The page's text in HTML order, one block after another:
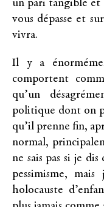
un pari tangible et
vous dépasse et
vivra.
Il y a
comportent
qu’un
politique dont on
qu’il prenne fin,
normal,
ne sais pas si je
pessimisme,
holocauste